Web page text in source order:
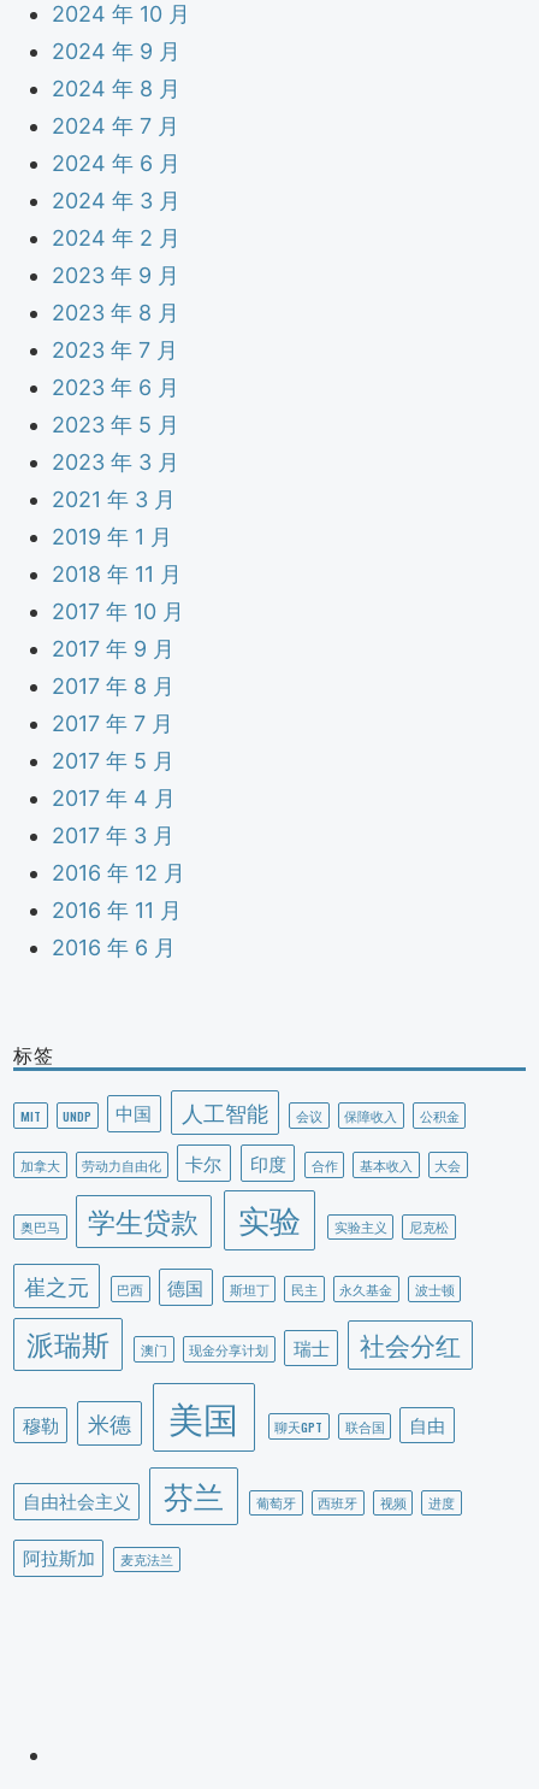
2024 年 10 月
2024 年 9 月
2024 年 8 月
2024 年 7 月
2024 年 6 月
2024 年 3 月
2024 年 2 月
2023 年 9 月
2023 年 8 月
2023 年 7 月
2023 年 6 月
2023 年 5 月
2023 年 3 月
2021 年 3 月
2019 年 1 月
2018 年 11 月
2017 年 10 月
2017 年 9 月
2017 年 8 月
2017 年 7 月
2017 年 5 月
2017 年 4 月
2017 年 3 月
2016 年 12 月
2016 年 11 月
2016 年 6 月
标签
MIT UNDP 中国 人工智能 会议 保障收入 公积金
加拿大 劳动力自由化 卡尔 印度 合作 基本收入 大会
奥巴马 学生贷款 实验 实验主义 尼克松
崔之元 巴西 德国 斯坦丁 民主 永久基金 波士顿
派瑞斯 澳门 现金分享计划 瑞士 社会分红
穆勒 米德 美国 聊天GPT 联合国 自由
自由社会主义 芬兰 葡萄牙 西班牙 视频 进度
阿拉斯加 麦克法兰